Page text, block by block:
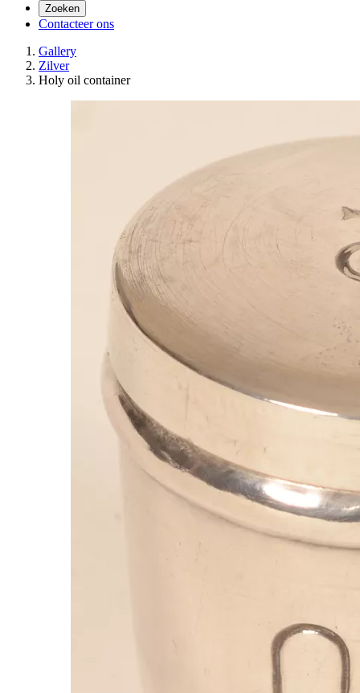
Zoeken
Contacteer ons
Gallery
Zilver
Holy oil container